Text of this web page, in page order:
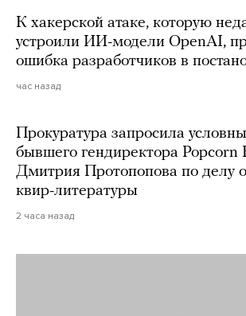
К хакерской атаке, которую
устроили ИИ-модели OpenAI,
ошибка разработчиков в
час назад
Прокуратура запросила
бывшего гендиректора Popcorn
Дмитрия Протопопова по делу
квир-литературы
2 часа назад